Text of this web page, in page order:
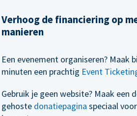
Verhoog de financiering op
manieren
Een evenement organiseren? Maak
minuten een prachtig Event
Gebruik je geen website? Maak een
gehoste donatiepagina speciaal